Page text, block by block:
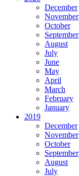
December
November
October
September
August
July
June
May
April
March
February
January
2019
December
November
October
September
August
July